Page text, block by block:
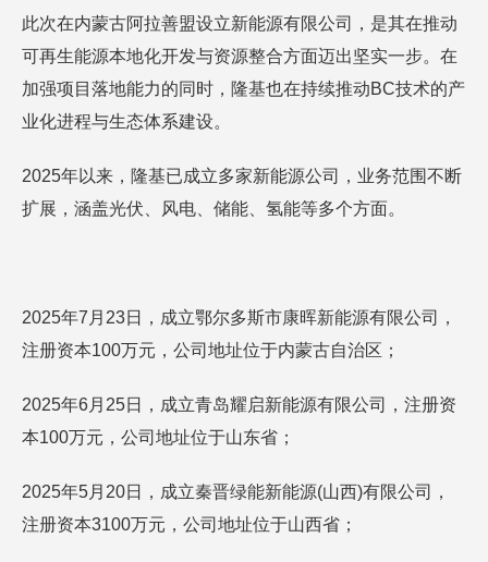
此次在内蒙古阿拉善盟设立新能源有限公司，是其在推动
可再生能源本地化开发与资源整合方面迈出坚实一步。在
加强项目落地能力的同时，隆基也在持续推动BC技术的产
业化进程与生态体系建设。
2025年以来，隆基已成立多家新能源公司，业务范围不断
扩展，涵盖光伏、风电、储能、氢能等多个方面。
2025年7月23日，成立鄂尔多斯市康晖新能源有限公司，
注册资本100万元，公司地址位于内蒙古自治区；
2025年6月25日，成立青岛耀启新能源有限公司，注册资
本100万元，公司地址位于山东省；
2025年5月20日，成立秦晋绿能新能源(山西)有限公司，
注册资本3100万元，公司地址位于山西省；